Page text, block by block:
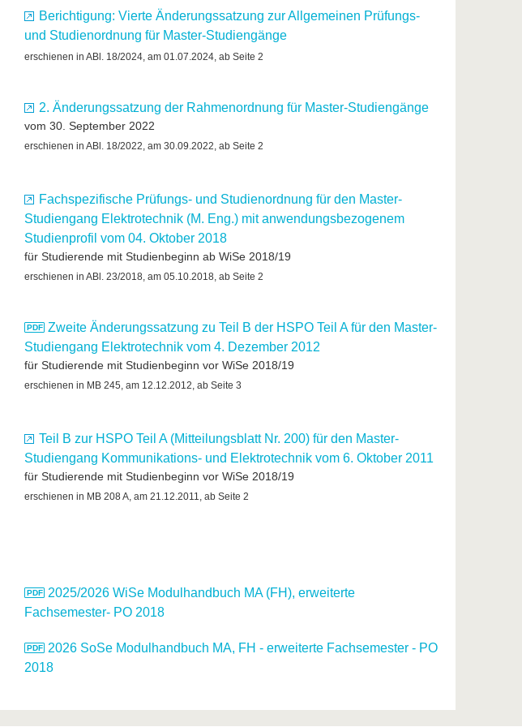
Berichtigung: Vierte Änderungssatzung zur Allgemeinen Prüfungs-
und Studienordnung für Master-Studiengänge
erschienen in ABl. 18/2024, am 01.07.2024, ab Seite 2
2. Änderungssatzung der Rahmenordnung für Master-Studiengänge
vom 30. September 2022
erschienen in ABl. 18/2022, am 30.09.2022, ab Seite 2
Fachspezifische Prüfungs- und Studienordnung für den Master-
Studiengang Elektrotechnik (M. Eng.) mit anwendungsbezogenem
Studienprofil vom 04. Oktober 2018
für Studierende mit Studienbeginn ab WiSe 2018/19
erschienen in ABl. 23/2018, am 05.10.2018, ab Seite 2
Zweite Änderungssatzung zu Teil B der HSPO Teil A für den Master-
Studiengang Elektrotechnik vom 4. Dezember 2012
für Studierende mit Studienbeginn vor WiSe 2018/19
erschienen in MB 245, am 12.12.2012, ab Seite 3
Teil B zur HSPO Teil A (Mitteilungsblatt Nr. 200) für den Master-
Studiengang Kommunikations- und Elektrotechnik vom 6. Oktober 2011
für Studierende mit Studienbeginn vor WiSe 2018/19
erschienen in MB 208 A, am 21.12.2011, ab Seite 2
2025/2026 WiSe Modulhandbuch MA (FH), erweiterte
Fachsemester- PO 2018
2026 SoSe Modulhandbuch MA, FH - erweiterte Fachsemester - PO
2018